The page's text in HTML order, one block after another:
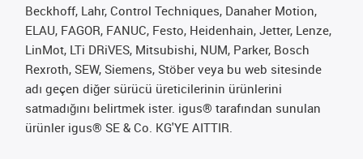
Beckhoff, Lahr, Control Techniques, Danaher Motion,
ELAU, FAGOR, FANUC, Festo, Heidenhain, Jetter, Lenze,
LinMot, LTi DRiVES, Mitsubishi, NUM, Parker, Bosch
Rexroth, SEW, Siemens, Stöber veya bu web sitesinde
adı geçen diğer sürücü üreticilerinin ürünlerini
satmadığını belirtmek ister. igus® tarafından sunulan
ürünler igus® SE & Co. KG'YE AITTIR.